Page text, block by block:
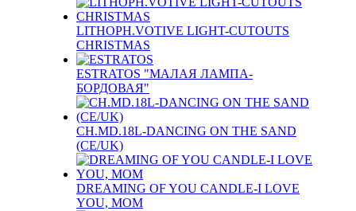
LITHOPH.VOTIVE LIGHT-CUTOUTS
CHRISTMAS
ESTRATOS "МАЛАЯ ЛАМПА-
БОРДОВАЯ"
CH.MD.18L-DANCING ON THE SAND
(CE/UK)
DREAMING OF YOU CANDLE-I LOVE
YOU, MOM